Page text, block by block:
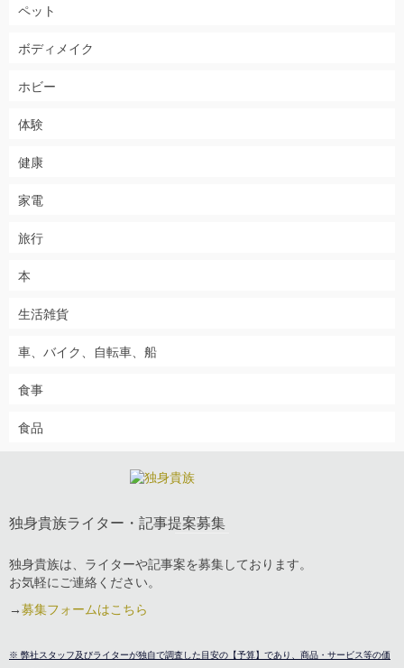
ペット
ボディメイク
ホビー
体験
健康
家電
旅行
本
生活雑貨
車、バイク、自転車、船
食事
食品
独身貴族ライター・記事提案募集
独身貴族は、ライターや記事案を募集しております。
お気軽にご連絡ください。
→ 募集フォームはこちら
※ 弊社スタッフ及びライターが独自で調査した目安の【予算】であり、商品・サービス等の価